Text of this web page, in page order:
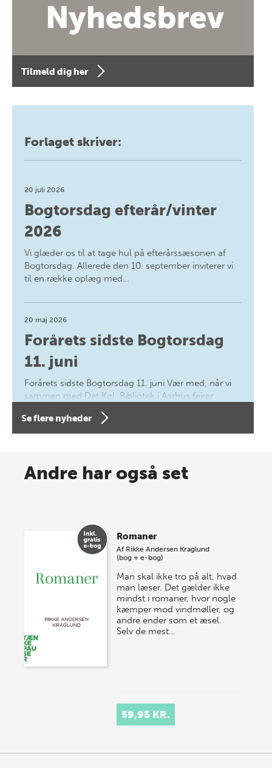
Tilmeld dig her
Forlaget skriver:
20 juli 2026
Bogtorsdag efterår/vinter
2026
Vi glæder os til at tage hul på efterårssæsonen af
Bogtorsdag. Allerede den 10. september inviterer vi
til en række oplæg med…
20 maj 2026
Forårets sidste Bogtorsdag
11. juni
Forårets sidste Bogtorsdag 11. juni Vær med, når vi
sammen med Det Kgl. Bibliotek i Aarhus fejrer
forfatterne bag vores nyes…
Spar op til 70% til sommer-
store sommer-lagersalg, så sæt kryds i kalenderen
onsdag den 10. j…
Se flere nyheder
Andre har også set
Romaner
Af Rikke Andersen Kraglund
(bog + e-bog)
Man skal ikke tro på alt, hvad
man læser. Det gælder ikke
mindst i romaner, hvor nogle
kæmper mod vindmøller, og
andre ender som et æsel.
Selv de mest…
59,95 KR.